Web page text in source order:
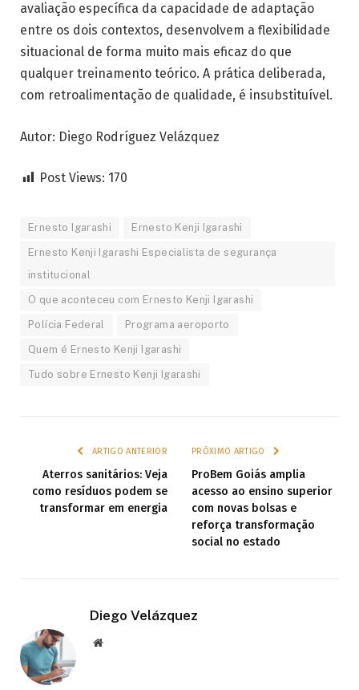
avaliação específica da capacidade de adaptação
entre os dois contextos, desenvolvem a flexibilidade
situacional de forma muito mais eficaz do que
qualquer treinamento teórico. A prática deliberada,
com retroalimentação de qualidade, é insubstituível.
Autor: Diego Rodríguez Velázquez
Post Views: 170
Ernesto Igarashi Ernesto Kenji Igarashi
Ernesto Kenji Igarashi Especialista de segurança
institucional
O que aconteceu com Ernesto Kenji Igarashi
Polícia Federal Programa aeroporto
Quem é Ernesto Kenji Igarashi
Tudo sobre Ernesto Kenji Igarashi
ARTIGO ANTERIOR
Aterros sanitários: Veja
como resíduos podem se
transformar em energia
PRÓXIMO ARTIGO
ProBem Goiás amplia
acesso ao ensino superior
com novas bolsas e
reforça transformação
social no estado
Diego Velázquez
Website